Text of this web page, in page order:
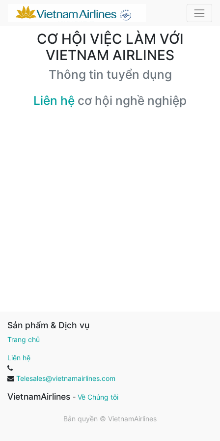
CƠ HỘI VIỆC LÀM VỚI
VIETNAM AIRLINES
Thông tin tuyển dụng
Liên hệ cơ hội nghề nghiệp
Sản phẩm & Dịch vụ
Trang chủ
Liên hệ
Telesales@vietnamairlines.com
VietnamAirlines - Về Chúng tôi
Bản quyền © VietnamAirlines